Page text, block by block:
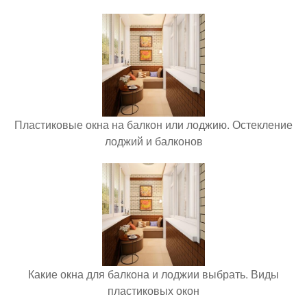
Пластиковые окна на балкон или лоджию. Остекление
лоджий и балконов
Какие окна для балкона и лоджии выбрать. Виды
пластиковых окон